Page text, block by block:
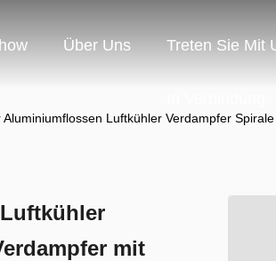
Über Uns Treten Sie Mit
Aluminiumflossen Luftkühler Verdampfer
mit